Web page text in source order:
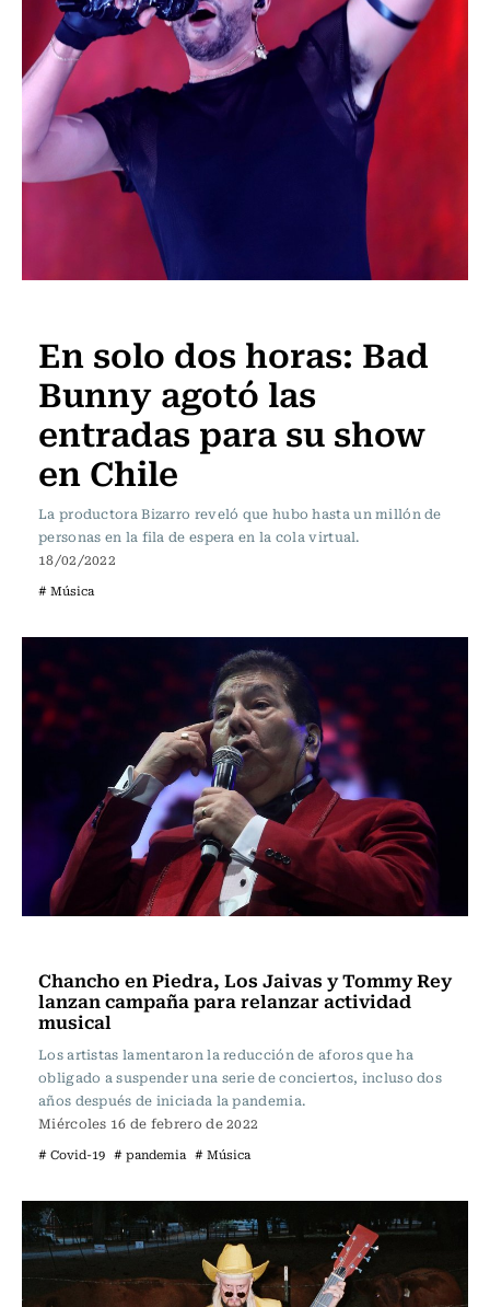
En solo dos horas: Bad
Bunny agotó las
entradas para su show
en Chile
La productora Bizarro reveló que hubo hasta un millón de
personas en la fila de espera en la cola virtual.
18/02/2022
# Música
Chancho en Piedra, Los Jaivas y Tommy Rey
lanzan campaña para relanzar actividad
musical
Los artistas lamentaron la reducción de aforos que ha
obligado a suspender una serie de conciertos, incluso dos
años después de iniciada la pandemia.
Miércoles 16 de febrero de 2022
# Covid-19 # pandemia # Música